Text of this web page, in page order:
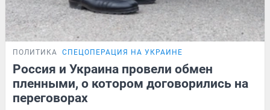
ПОЛИТИКА СПЕЦОПЕРАЦИЯ НА УКРАИНЕ
Россия и Украина провели обмен
пленными, о котором договорились на
переговорах